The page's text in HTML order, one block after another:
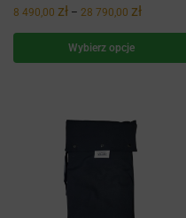
8 490,00 zł – 28 790,00 zł
Wybierz opcje